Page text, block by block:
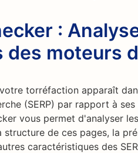
:
des moteurs
torréfaction apparaît
(SERP) par rapport à
vous permet d'analyser
structure de ces pages, la
caractéristiques des